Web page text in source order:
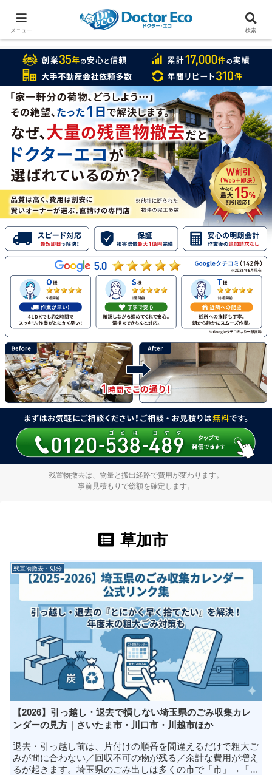
家をまるごと片付けたいなら
実績数１万7000件のドクターエコ
残置物撤去は、物量と搬出経路で費用が変わります。
事前見積もりで総額を確定します。
草加市
残置物撤去・処分
【2026】引っ越し・退去で損しない埼玉県のごみ収集カレ
ンダーの見方｜さいたま市・川口市・川越市ほか
退去・引っ越し前は、片付けの順番を間違えるだけで粗大ご
みが間に合わない／回収不可の物が残る／余計な費用が増え
るが起きます。埼玉県のごみ出しは多くの市で「市」→「地
メニュー 検索